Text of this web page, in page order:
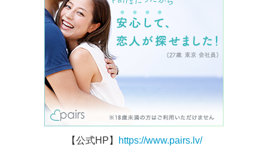
【公式HP】 https://www.pairs.lv/